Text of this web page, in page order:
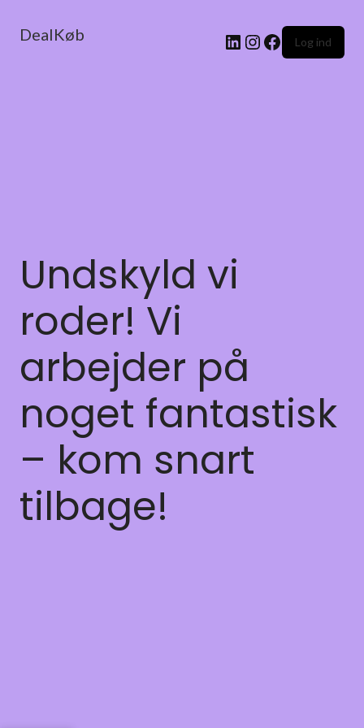
DealKøb Log ind
Undskyld vi
roder! Vi
arbejder på
noget fantastisk
– kom snart
tilbage!